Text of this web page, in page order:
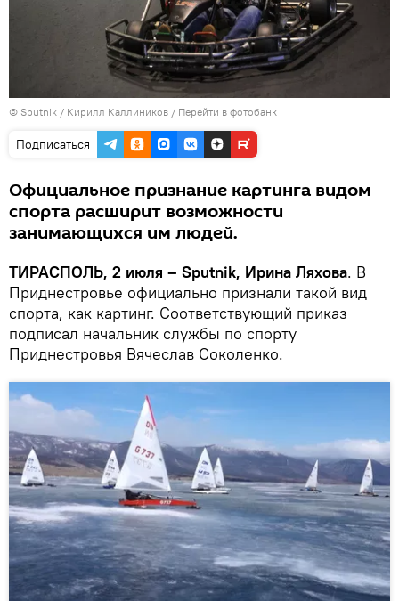
© Sputnik / Кирилл Каллиников / Перейти в фотобанк
Подписаться
Официальное признание картинга видом
спорта расширит возможности
занимающихся им людей.
ТИРАСПОЛЬ, 2 июля – Sputnik, Ирина Ляхова. В
Приднестровье официально признали такой вид
спорта, как картинг. Соответствующий приказ
подписал начальник службы по спорту
Приднестровья Вячеслав Соколенко.